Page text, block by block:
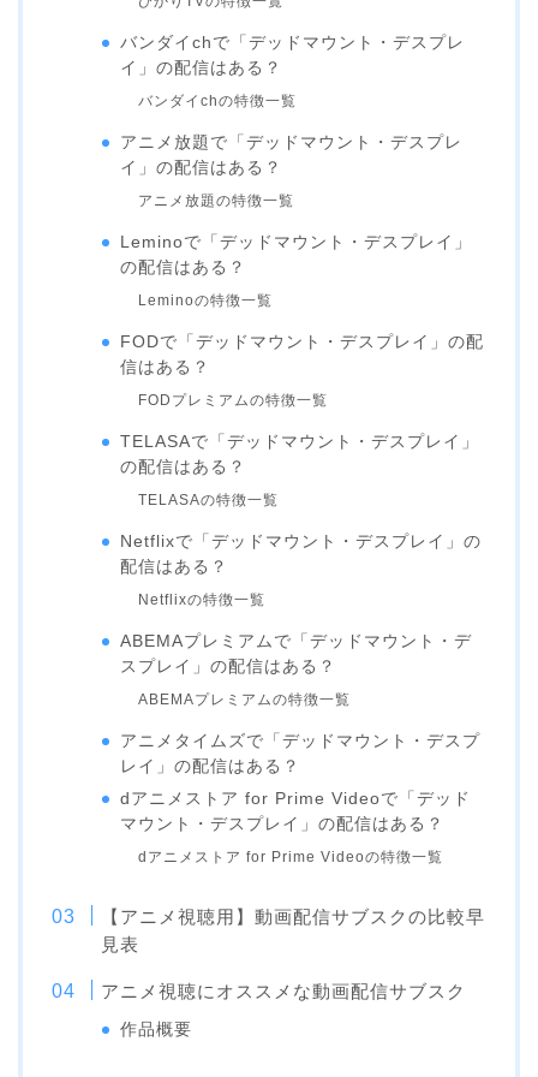
バンダイchで「デッドマウント・デスプレ
イ」の配信はある？
バンダイchの特徴一覧
アニメ放題で「デッドマウント・デスプレ
イ」の配信はある？
アニメ放題の特徴一覧
Leminoで「デッドマウント・デスプレイ」
の配信はある？
Leminoの特徴一覧
FODで「デッドマウント・デスプレイ」の配
信はある？
FODプレミアムの特徴一覧
TELASAで「デッドマウント・デスプレイ」
の配信はある？
TELASAの特徴一覧
Netflixで「デッドマウント・デスプレイ」の
配信はある？
Netflixの特徴一覧
ABEMAプレミアムで「デッドマウント・デ
スプレイ」の配信はある？
ABEMAプレミアムの特徴一覧
アニメタイムズで「デッドマウント・デスプ
レイ」の配信はある？
dアニメストア for Prime Videoで「デッド
マウント・デスプレイ」の配信はある？
dアニメストア for Prime Videoの特徴一覧
【アニメ視聴用】動画配信サブスクの比較早
見表
アニメ視聴にオススメな動画配信サブスク
作品概要